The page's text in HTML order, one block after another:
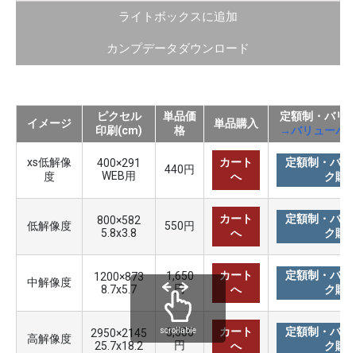
ライトボックスに追加
カンプデータダウンロード
イメージ
ピクセル
印刷(cm)
単品価
格
単品購入
定額制・バリ
→バリューパ
xs低解像
度
400×291
WEB用
440円
カート
へ
定額制・バリ
ク購
低解像度
800×582
5.8x3.8
550円
カート
へ
定額制・バリ
ク購
中解像度
1200×873
8.7x5.7
1,650
円
カート
へ
定額制・バリ
ク購
高解像度
2950×2145
25.7x18.2
3,300
円
カート
へ
定額制・バリ
ク購
scrollable